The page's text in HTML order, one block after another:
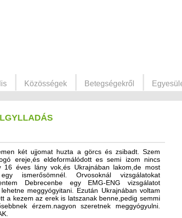
Közösségek Betegségekről
két ujjomat huzta a görcs és zsibadt. Szem
ereje,és eldeformálódott es semi izom nincs
éves lány vok,és Ukrajnában lakom,de most
ismerősömnél. Orvosoknál vizsgálatokat
Debrecenbe egy EMG-ENG vizsgálatot
meggyógyitani. Ezután Ukrajnában voltam
a kezem az erek is latszanak benne,pedig semmi
érzem.nagyon szeretnek meggyógyulni.